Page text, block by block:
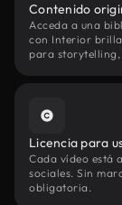
Contenido
Acceda a una
con Interior
para
Licencia para
Cada vídeo está
sociales. Sin
obligatoria.